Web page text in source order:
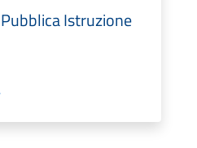
Istruzione